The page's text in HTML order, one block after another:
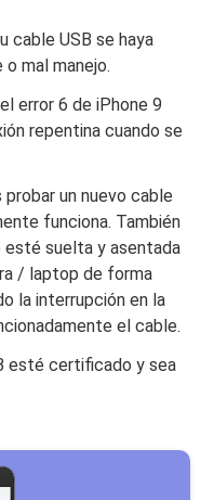
cable USB se haya
mal manejo.
error 6 de iPhone 9
repentina cuando se
un nuevo cable
funciona. También
esté suelta y asentada
/ laptop de forma
la interrupción en la
el cable.
esté certificado y sea